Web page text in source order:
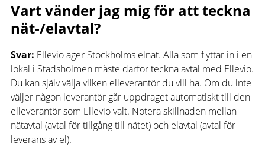
Vart vänder jag mig för att teckna
nät-/elavtal?
Svar: Ellevio äger Stockholms elnät. Alla som flyttar in i en
lokal i Stadsholmen måste därför teckna avtal med Ellevio.
Du kan själv välja vilken elleverantör du vill ha. Om du inte
väljer någon leverantör går uppdraget automatiskt till den
elleverantör som Ellevio valt. Notera skillnaden mellan
nätavtal (avtal för tillgång till nätet) och elavtal (avtal för
leverans av el).